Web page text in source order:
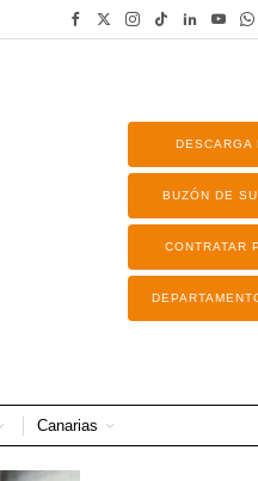
DESCARGA
BUZÓN DE
CONTRATAR
Canarias